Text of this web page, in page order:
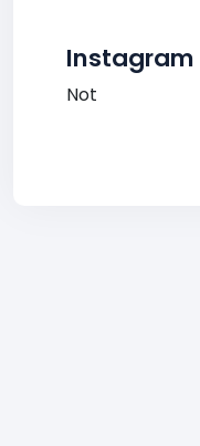
Instagram
Not